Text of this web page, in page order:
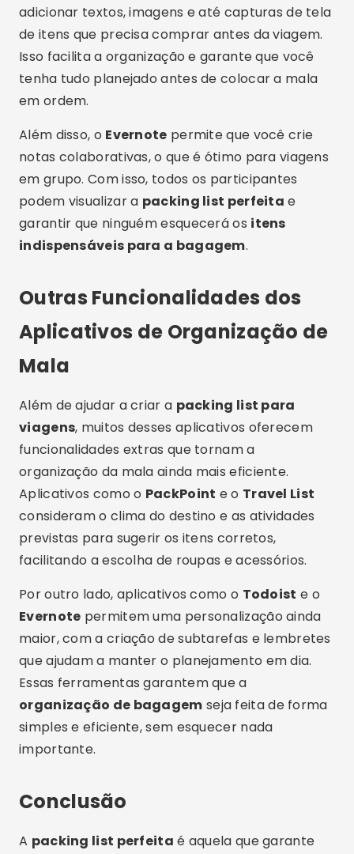
adicionar textos, imagens e até capturas de tela
de itens que precisa comprar antes da viagem.
Isso facilita a organização e garante que você
tenha tudo planejado antes de colocar a mala
em ordem.
Além disso, o Evernote permite que você crie
notas colaborativas, o que é ótimo para viagens
em grupo. Com isso, todos os participantes
podem visualizar a packing list perfeita e
garantir que ninguém esquecerá os itens
indispensáveis para a bagagem.
Outras Funcionalidades dos
Aplicativos de Organização de
Mala
Além de ajudar a criar a packing list para
viagens, muitos desses aplicativos oferecem
funcionalidades extras que tornam a
organização da mala ainda mais eficiente.
Aplicativos como o PackPoint e o Travel List
consideram o clima do destino e as atividades
previstas para sugerir os itens corretos,
facilitando a escolha de roupas e acessórios.
Por outro lado, aplicativos como o Todoist e o
Evernote permitem uma personalização ainda
maior, com a criação de subtarefas e lembretes
que ajudam a manter o planejamento em dia.
Essas ferramentas garantem que a
organização de bagagem seja feita de forma
simples e eficiente, sem esquecer nada
importante.
Conclusão
A packing list perfeita é aquela que garante